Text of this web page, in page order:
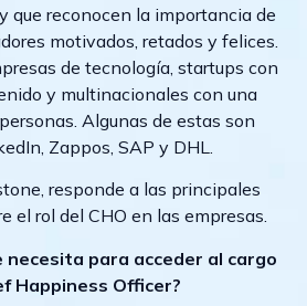
que reconocen la importancia de
motivados, retados y felices.
de tecnología, startups con
y multinacionales con una
Algunas de estas son
Zappos, SAP y DHL.
responde a las principales
el rol del CHO en las empresas.
necesita para acceder al cargo
Happiness Officer?